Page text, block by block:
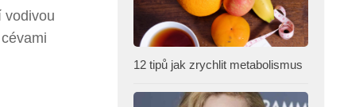
vodivou
12 tipů jak zrychlit metabolismus